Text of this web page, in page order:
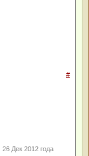
#
26 Дек 2012 года